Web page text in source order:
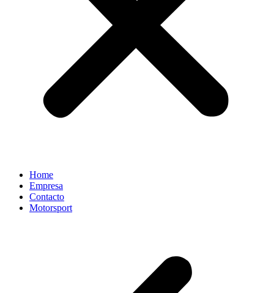
Home
Empresa
Contacto
Motorsport